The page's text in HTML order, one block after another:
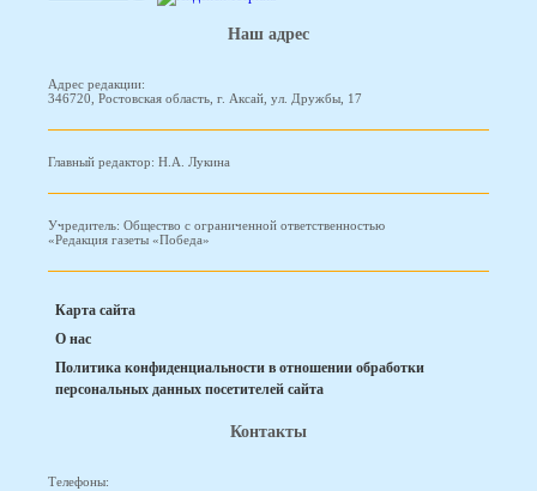
Наш адрес
Адрес редакции:
346720, Ростовская область, г. Аксай, ул. Дружбы, 17
Главный редактор: Н.А. Лукина
Учредитель: Общество с ограниченной ответственностью
«Редакция газеты «Победа»
Карта сайта
О нас
Политика конфиденциальности в отношении обработки
персональных данных посетителей сайта
Контакты
Телефоны: